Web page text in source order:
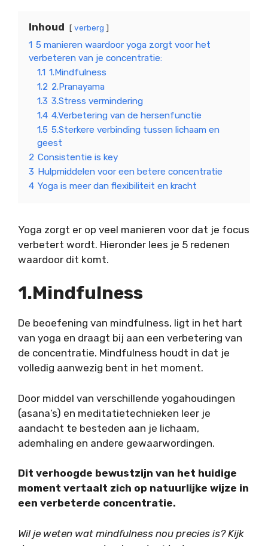
Inhoud verberg
1 5 manieren waardoor yoga zorgt voor het
verbeteren van je concentratie:
1.1 1.Mindfulness
1.2 2.Pranayama
1.3 3.Stress vermindering
1.4 4.Verbetering van de hersenfunctie
1.5 5.Sterkere verbinding tussen lichaam en
geest
2 Consistentie is key
3 Hulpmiddelen voor een betere concentratie
4 Yoga is meer dan flexibiliteit en kracht
Yoga zorgt er op veel manieren voor dat je focus
verbetert wordt. Hieronder lees je 5 redenen
waardoor dit komt.
1.Mindfulness
De beoefening van mindfulness, ligt in het hart
van yoga en draagt bij aan een verbetering van
de concentratie. Mindfulness houdt in dat je
volledig aanwezig bent in het moment.
Door middel van verschillende yogahoudingen
(asana’s) en meditatietechnieken leer je
aandacht te besteden aan je lichaam,
ademhaling en andere gewaarwordingen.
Dit verhoogde bewustzijn van het huidige
moment vertaalt zich op natuurlijke wijze in
een verbeterde concentratie.
Wil je weten wat mindfulness nou precies is? Kijk